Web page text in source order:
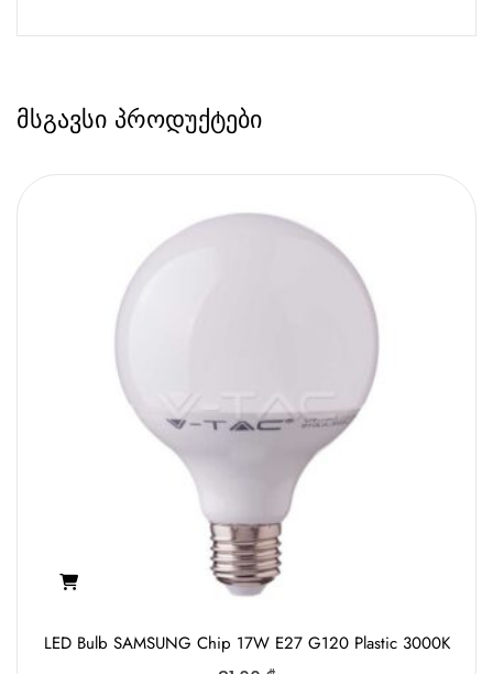
მსგავსი პროდუქტები
LED Bulb SAMSUNG Chip 17W E27 G120 Plastic 3000K